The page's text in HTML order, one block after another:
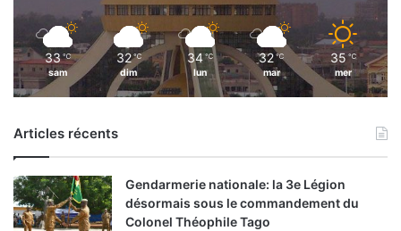
33 ℃
sam
32 ℃
dim
34 ℃
lun
32 ℃
mar
35 ℃
mer
Articles récents
Gendarmerie nationale: la 3e Légion
désormais sous le commandement du
Colonel Théophile Tago